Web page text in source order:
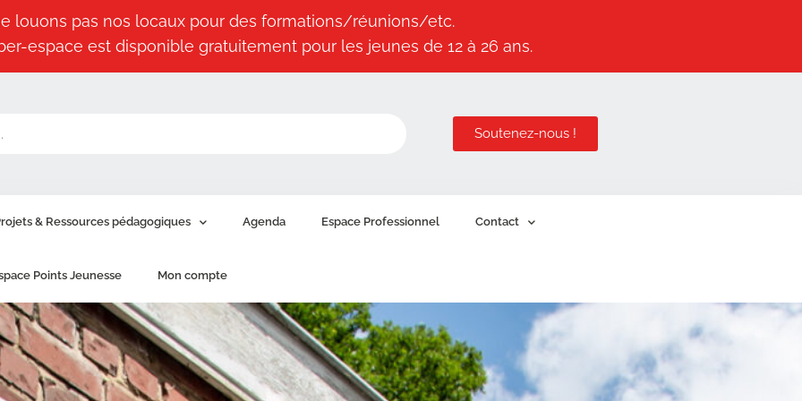
louons pas nos locaux pour des formations/réunions/etc.
espace est disponible gratuitement pour les jeunes de 12 à 26 ans.
Soutenez-nous !
& Ressources pédagogiques Agenda Espace Professionnel Contact
Points Jeunesse Mon compte